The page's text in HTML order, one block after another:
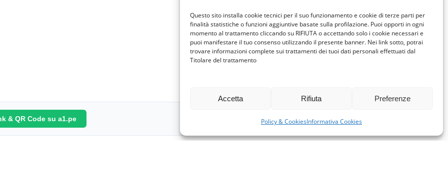
Questo sito installa cookie tecnici per il suo funzionamento e cookie di terze parti per
finalità statistiche o funzioni aggiuntive basate sulla profilazione. Puoi opporti in ogni
momento al trattamento cliccando su RIFIUTA o accettando solo i cookie necessari e
puoi manifestare il tuo consenso utilizzando il presente banner. Nei link sotto, potrai
trovare informazioni complete sui trattamenti dei tuoi dati personali effettuati dal
Titolare del trattamento
Accetta Rifiuta Preferenze
Policy & CookiesInformativa Cookies
& QR Code su a1.pe